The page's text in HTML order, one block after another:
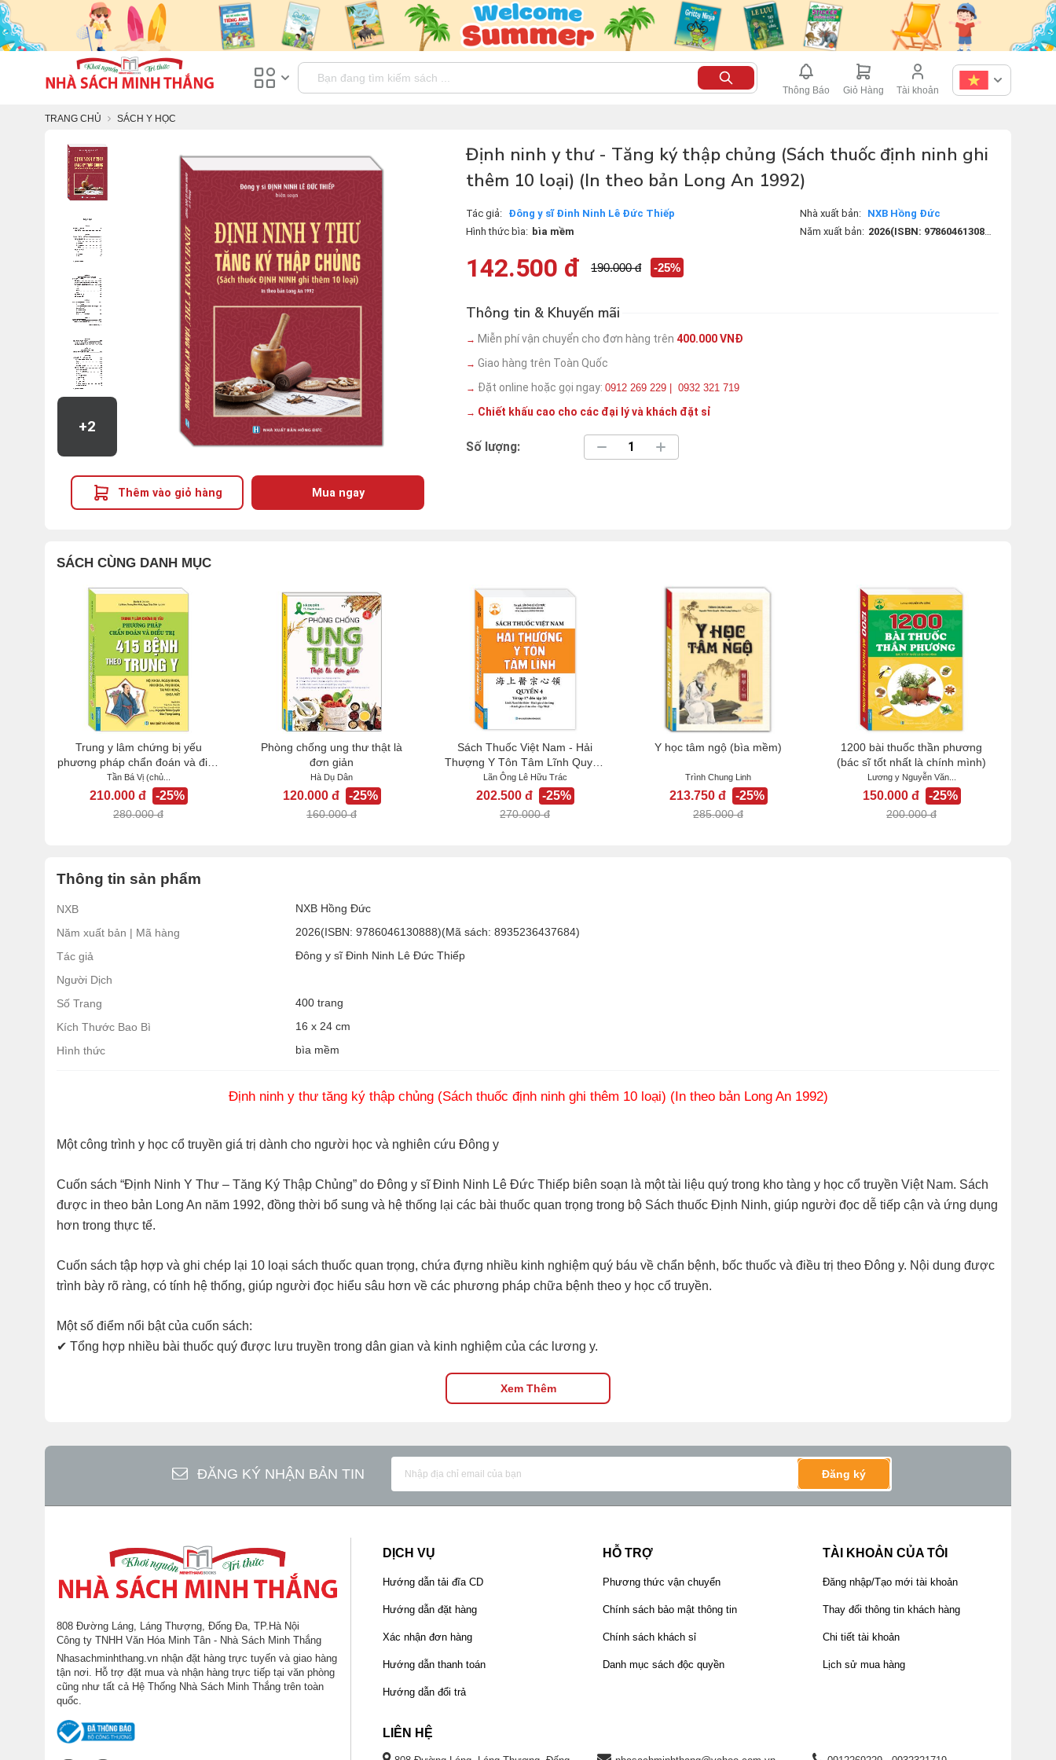
Thông Báo Giỏ Hàng Tài khoản
TRANG CHỦ SÁCH Y HỌC
+2
Thêm vào giỏ hàng Mua ngay
Định ninh y thư - Tăng ký thập chủng (Sách thuốc định ninh ghi
thêm 10 loại) (In theo bản Long An 1992)
Tác giả: Đông y sĩ Đinh Ninh Lê Đức Thiếp Nhà xuất bản:
NXB Hồng Đức
Hình thức bìa: bìa mềm Năm xuất bản: 2026(ISBN: 9786046130888)(Mã sách: 8935236437684)
142.500 đ 190.000 đ -25%
Thông tin & Khuyến mãi
→ Miễn phí vận chuyển cho đơn hàng trên 400.000 VNĐ
→ Giao hàng trên Toàn Quốc
→ Đặt online hoặc gọi ngay: 0912 269 229 | 0932 321 719
→ Chiết khấu cao cho các đại lý và khách đặt sỉ
Số lượng:
SÁCH CÙNG DANH MỤC
Trung y lâm chứng bị yếu
phương pháp chẩn đoán và điều
trị...
Tần Bá Vị (chủ...
210.000 đ -25%
280.000 đ
Phòng chống ung thư thật là
đơn giản
Hà Dụ Dân
120.000 đ -25%
160.000 đ
Sách Thuốc Việt Nam - Hải
Thượng Y Tôn Tâm Lĩnh Quyển
4 (từ...
Lãn Ông Lê Hữu Trác
202.500 đ -25%
270.000 đ
Y học tâm ngộ (bìa mềm)
Trình Chung Linh
213.750 đ -25%
285.000 đ
1200 bài thuốc thần phương
(bác sĩ tốt nhất là chính mình)
Lương y Nguyễn Văn...
150.000 đ -25%
200.000 đ
Thông tin sản phẩm
NXB
NXB Hồng Đức
Năm xuất bản | Mã hàng
2026(ISBN: 9786046130888)(Mã sách: 8935236437684)
Tác giả
Đông y sĩ Đinh Ninh Lê Đức Thiếp
Người Dịch
Số Trang
400 trang
Kích Thước Bao Bì
16 x 24 cm
Hình thức
bìa mềm
Định ninh y thư tăng ký thập chủng (Sách thuốc định ninh ghi thêm 10 loại) (In theo bản Long An 1992)
Một công trình y học cổ truyền giá trị dành cho người học và nghiên cứu Đông y
Cuốn sách “Định Ninh Y Thư – Tăng Ký Thập Chủng” do Đông y sĩ Đinh Ninh Lê Đức Thiếp biên soạn là một tài liệu quý trong kho tàng y học cổ truyền Việt Nam. Sách
được in theo bản Long An năm 1992, đồng thời bổ sung và hệ thống lại các bài thuốc quan trọng trong bộ Sách thuốc Định Ninh, giúp người đọc dễ tiếp cận và ứng dụng
hơn trong thực tế.
Cuốn sách tập hợp và ghi chép lại 10 loại sách thuốc quan trọng, chứa đựng nhiều kinh nghiệm quý báu về chẩn bệnh, bốc thuốc và điều trị theo Đông y. Nội dung được
trình bày rõ ràng, có tính hệ thống, giúp người đọc hiểu sâu hơn về các phương pháp chữa bệnh theo y học cổ truyền.
Một số điểm nổi bật của cuốn sách:
✔ Tổng hợp nhiều bài thuốc quý được lưu truyền trong dân gian và kinh nghiệm của các lương y.
✔ Bổ sung thêm 10 loại sách thuốc Định Ninh, giúp nội dung phong phú và đầy đủ hơn.
✔ Là tài liệu hữu ích cho người học Đông y, lương y, thầy thuốc và những ai quan tâm đến y học cổ truyền.
🌿 Giá trị của cuốn sách
Không chỉ là một cuốn sách y học thông thường, “Định Ninh Y Thư – Tăng Ký Thập Chủng” còn mang ý nghĩa gìn giữ và phát huy tri thức y học cổ truyền Việt Nam.
Những bài thuốc và phương pháp được ghi lại trong sách phản ánh kinh nghiệm điều trị qua nhiều năm thực hành, góp phần bảo tồn những giá trị quý báu của nền
Xem Thêm
ĐĂNG KÝ NHẬN BẢN TIN Đăng ký
808 Đường Láng, Láng Thượng, Đống Đa, TP.Hà Nội
Công ty TNHH Văn Hóa Minh Tân - Nhà Sách Minh Thắng
Nhasachminhthang.vn nhận đặt hàng trực tuyến và giao hàng
tận nơi. Hỗ trợ đặt mua và nhận hàng trực tiếp tại văn phòng
cũng như tất cả Hệ Thống Nhà Sách Minh Thắng trên toàn
quốc.
DỊCH VỤ
Hướng dẫn tải đĩa CD
Hướng dẫn đặt hàng
Xác nhận đơn hàng
Hướng dẫn thanh toán
Hướng dẫn đổi trả
HỖ TRỢ
Phương thức vận chuyển
Chính sách bảo mật thông tin
Chính sách khách sỉ
Danh mục sách độc quyền
TÀI KHOẢN CỦA TÔI
Đăng nhập/Tạo mới tài khoản
Thay đổi thông tin khách hàng
Chi tiết tài khoản
Lịch sử mua hàng
LIÊN HỆ